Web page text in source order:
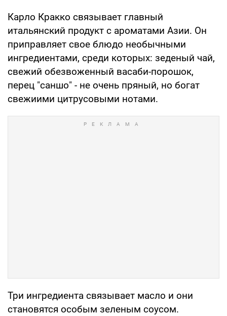
Карло Кракко связывает главный
итальянский продукт с ароматами Азии. Он
приправляет свое блюдо необычными
ингредиентами, среди которых: зеденый чай,
свежий обезвоженный васаби-порошок,
перец "саншо" - не очень пряный, но богат
свежиими цитрусовыми нотами.
Три ингредиента связывает масло и они
становятся особым зеленым соусом.